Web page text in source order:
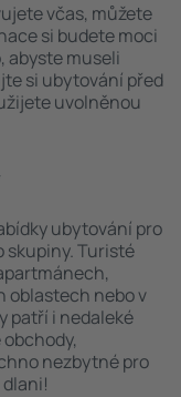
včas, můžete
si budete moci
abyste museli
si ubytování před
uvolněnou
ubytování pro
skupiny. Turisté
oblastech nebo v
patří i nedaleké
nezbytné pro